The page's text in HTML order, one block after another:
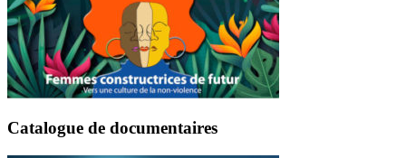
Catalogue de documentaires